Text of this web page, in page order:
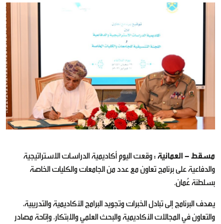
مسقط - العمانية :وقعت اليوم أكاديمية الدراسات الاستراتيجية
والدفاعية على برنامج تعاون مع عدد من الجامعات والكليات الخاصة
بسلطنة عُمان.
يهدف البرنامج إلى تبادل الخبرات وتجويد البرامج الأكاديمية والتدريبية،
والتعاون في المجالات الأكاديمية والبحث العلمي والابتكار، وإتاحة مصادر